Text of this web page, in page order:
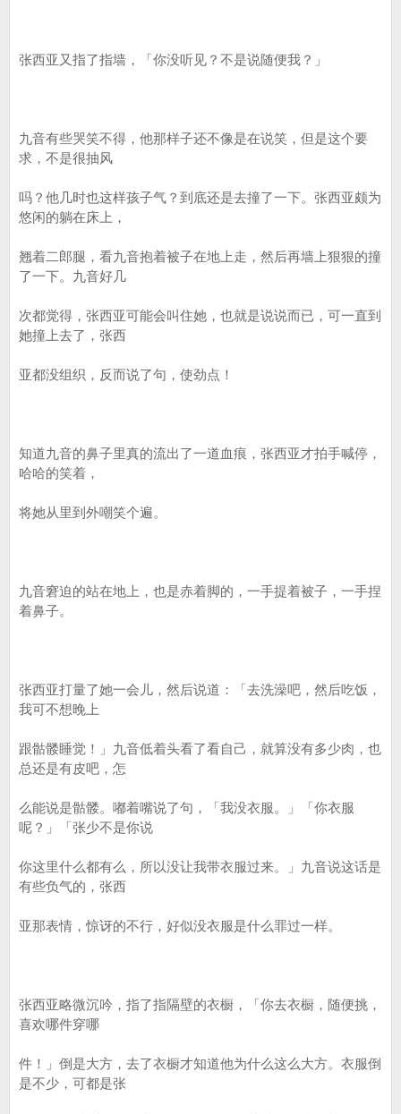
张西亚又指了指墙，「你没听见？不是说随便我？」
九音有些哭笑不得，他那样子还不像是在说笑，但是这个要
求，不是很抽风
吗？他几时也这样孩子气？到底还是去撞了一下。张西亚颇为
悠闲的躺在床上，
翘着二郎腿，看九音抱着被子在地上走，然后再墙上狠狠的撞
了一下。九音好几
次都觉得，张西亚可能会叫住她，也就是说说而已，可一直到
她撞上去了，张西
亚都没组织，反而说了句，使劲点！
知道九音的鼻子里真的流出了一道血痕，张西亚才拍手喊停，
哈哈的笑着，
将她从里到外嘲笑个遍。
九音窘迫的站在地上，也是赤着脚的，一手提着被子，一手捏
着鼻子。
张西亚打量了她一会儿，然后说道：「去洗澡吧，然后吃饭，
我可不想晚上
跟骷髅睡觉！」九音低着头看了看自己，就算没有多少肉，也
总还是有皮吧，怎
么能说是骷髅。嘟着嘴说了句，「我没衣服。」「你衣服
呢？」「张少不是你说
你这里什么都有么，所以没让我带衣服过来。」九音说这话是
有些负气的，张西
亚那表情，惊讶的不行，好似没衣服是什么罪过一样。
张西亚略微沉吟，指了指隔壁的衣橱，「你去衣橱，随便挑，
喜欢哪件穿哪
件！」倒是大方，去了衣橱才知道他为什么这么大方。衣服倒
是不少，可都是张